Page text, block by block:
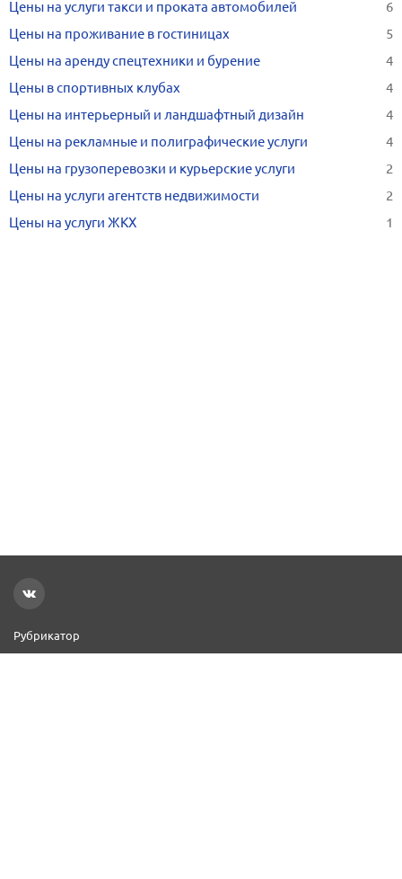
Цены на услуги такси и проката автомобилей
6
Цены на проживание в гостиницах
5
Цены на аренду спецтехники и бурение
4
Цены в спортивных клубах
4
Цены на интерьерный и ландшафтный дизайн
4
Цены на рекламные и полиграфические услуги
4
Цены на грузоперевозки и курьерские услуги
2
Цены на услуги агентств недвижимости
2
Цены на услуги ЖКХ
1
Рубрикатор